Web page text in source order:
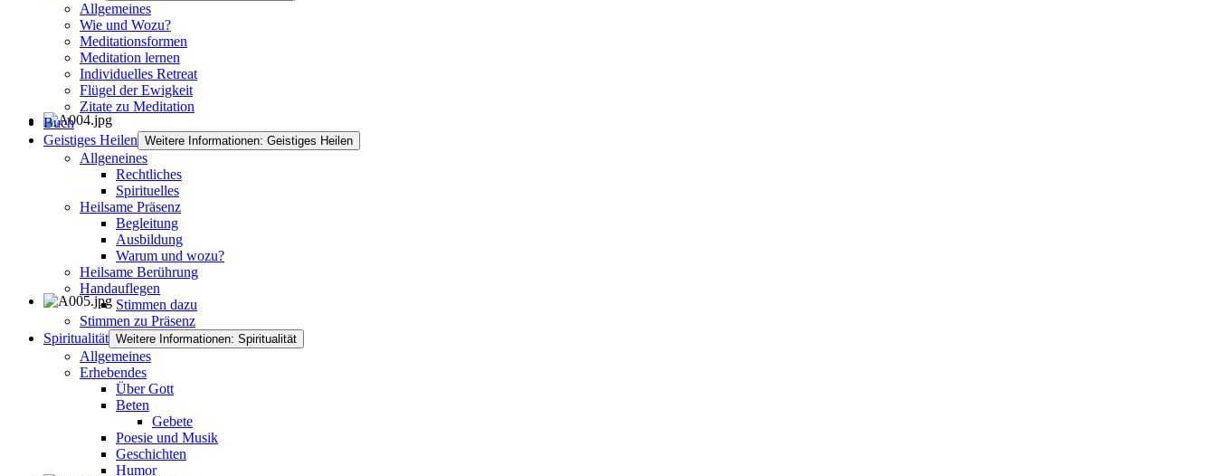
Allgemeines
Wie und Wozu?
Meditationsformen
Meditation lernen
Individuelles Retreat
Flügel der Ewigkeit
Zitate zu Meditation
Buch
Geistiges Heilen Weitere Informationen: Geistiges Heilen
Allgeneines
Rechtliches
Spirituelles
Heilsame Präsenz
Begleitung
Ausbildung
Warum und wozu?
Heilsame Berührung
Handauflegen
Stimmen dazu
Stimmen zu Präsenz
Spiritualität Weitere Informationen: Spiritualität
Allgemeines
Erhebendes
Über Gott
Beten
Gebete
Poesie und Musik
Geschichten
Humor